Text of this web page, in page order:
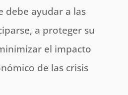
debe ayudar a las
a proteger su
el impacto
de las crisis